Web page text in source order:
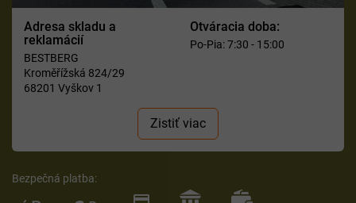
Adresa skladu a
reklamácií
BESTBERG
Kroměřížská 824/29
68201 Vyškov 1
Otváracia doba:
Po-Pia: 7:30 - 15:00
Zistiť viac
Bezpečná platba: